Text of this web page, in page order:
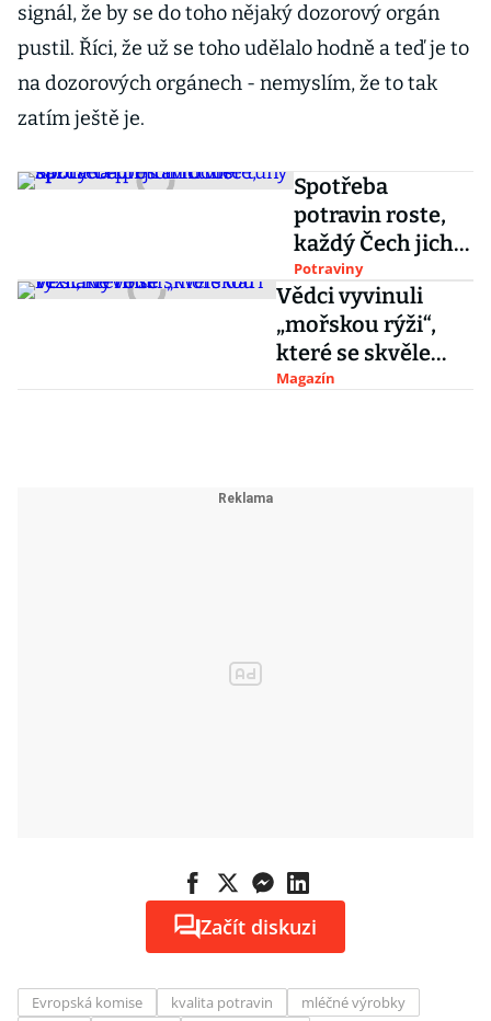
signál, že by se do toho nějaký dozorový orgán
pustil. Říci, že už se toho udělalo hodně a teď je to
na dozorových orgánech - nemyslím, že to tak
zatím ještě je.
Spotřeba
potravin roste,
každý Čech jich
ročně spořádá
přes tři čtvrtě
tuny
Potraviny
Vědci vyvinuli
„mořskou rýži“,
které se skvěle
daří ve slané vodě
Magazín
Začít diskuzi
Evropská komise kvalita potravin mléčné výrobky